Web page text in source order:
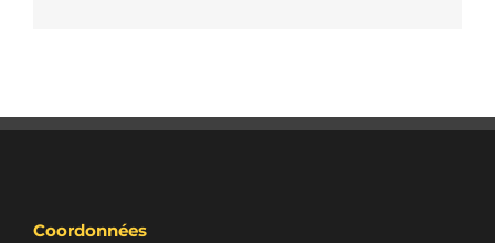
Coordonnées